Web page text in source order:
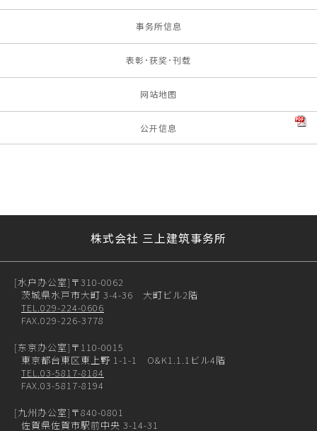
事务所信息
表彰･获奖･刊载
网站地图
公开信息
株式会社 三上建筑事务所
[水户办公室] 〒310-0062
茨城県水戸市大町 3-4-36 大町ビル2階
TEL.029-224-0606
FAX.029-226-3778
[东京办公室] 〒110-0015
東京都台東区東上野 1-1-1 O&K1.1.1ビル4階
TEL.03-5817-8184
FAX.03-5817-8194
[九州办公室] 〒840-0801
佐賀県佐賀市駅前中央 3-14-31